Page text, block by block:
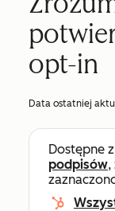
opt-in
Data ostatniej
Dostępne
podpisów,